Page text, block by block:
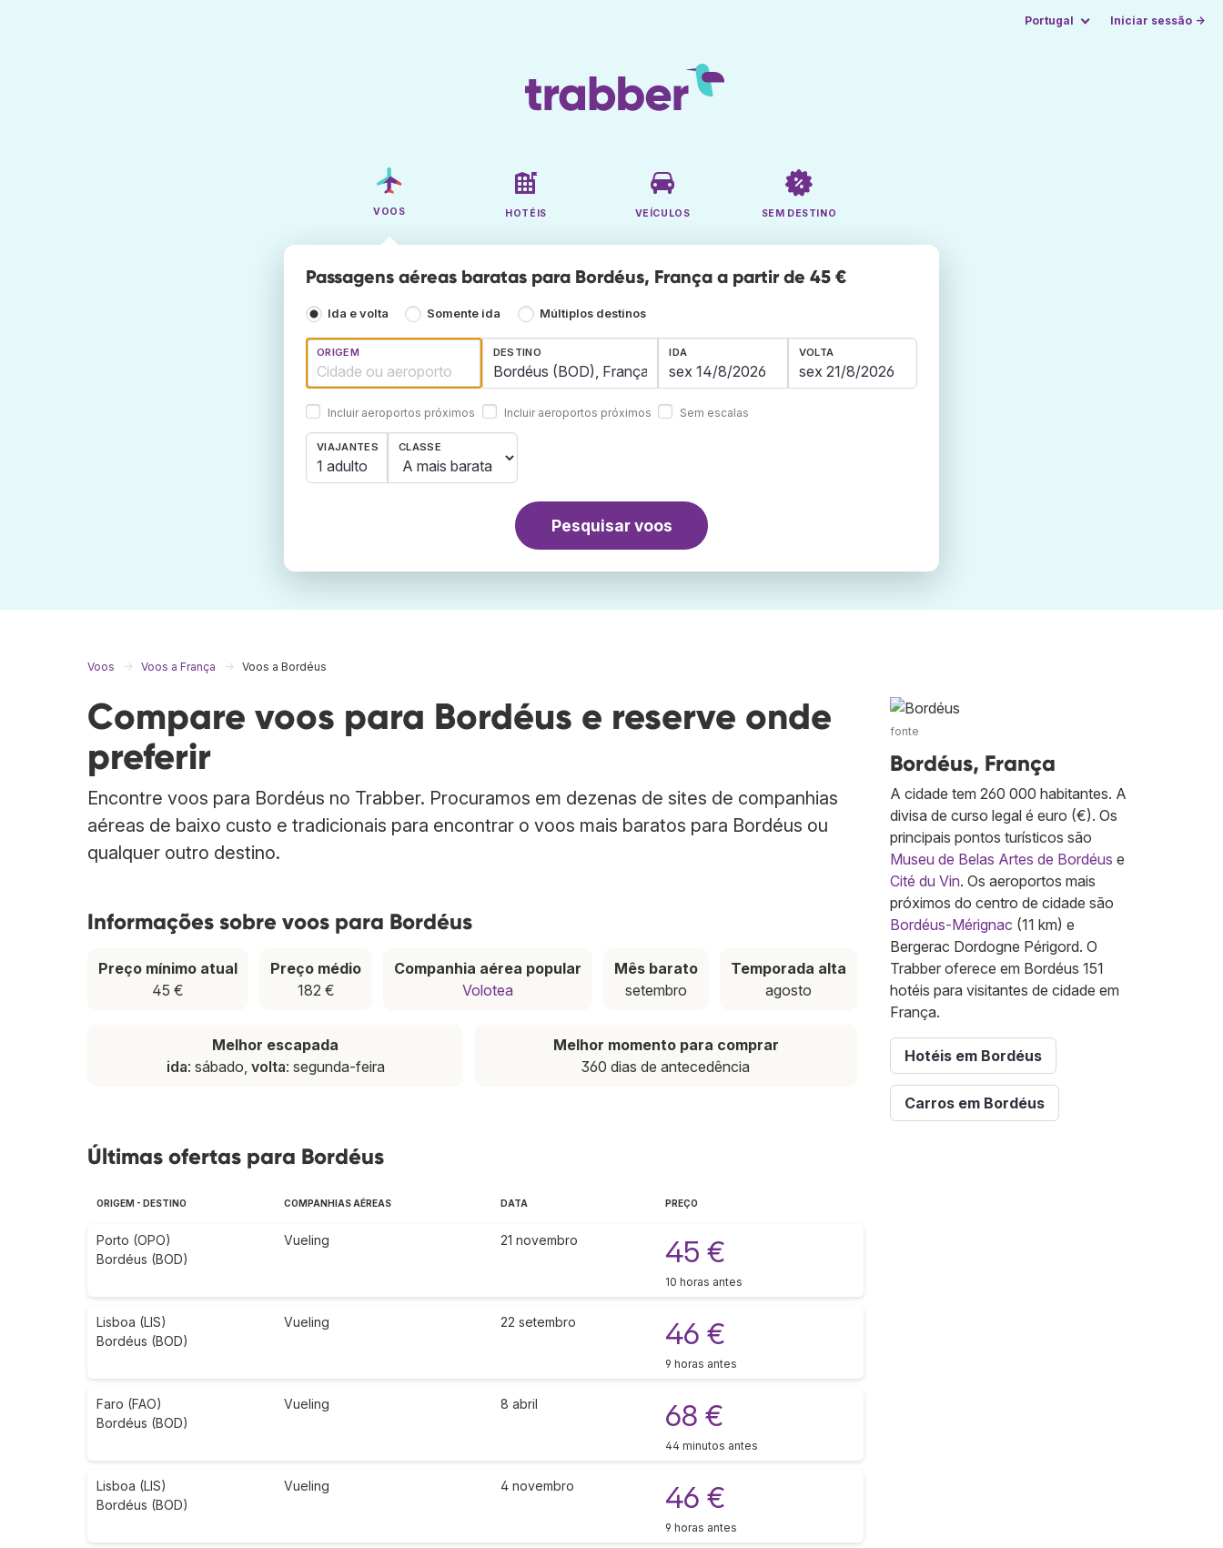
Portugal Iniciar sessão →
VOOS HOTÉIS VEÍCULOS SEM DESTINO
Passagens aéreas baratas para Bordéus, França a partir de 45 €
Ida e volta Somente ida Múltiplos destinos
ORIGEM
Incluir aeroportos próximos
DESTINO
Incluir aeroportos próximos
IDA VOLTA
Sem escalas
VIAJANTES
1 adulto
CLASSE
Pesquisar voos
Voos Voos a França Voos a Bordéus
Compare voos para Bordéus e reserve onde
preferir
Encontre voos para Bordéus no Trabber. Procuramos em dezenas de sites de companhias
aéreas de baixo custo e tradicionais para encontrar o voos mais baratos para Bordéus ou
qualquer outro destino.
Informações sobre voos para Bordéus
Preço mínimo atual
45 €
Preço médio
182 €
Companhia aérea popular
Volotea
Mês barato
setembro
Temporada alta
agosto
Melhor escapada
ida: sábado, volta: segunda-feira
Melhor momento para comprar
360 dias de antecedência
Últimas ofertas para Bordéus
ORIGEM - DESTINO COMPANHIAS AÉREAS DATA PREÇO
Porto (OPO)
Bordéus (BOD)
Vueling 21 novembro 45 €
10 horas antes
Lisboa (LIS)
Bordéus (BOD)
Vueling 22 setembro 46 €
9 horas antes
Faro (FAO)
Bordéus (BOD)
Vueling 8 abril 68 €
44 minutos antes
Lisboa (LIS)
Bordéus (BOD)
Vueling 4 novembro 46 €
9 horas antes
fonte
Bordéus, França
A cidade tem 260 000 habitantes. A
divisa de curso legal é euro (€). Os
principais pontos turísticos são
Museu de Belas Artes de Bordéus e
Cité du Vin. Os aeroportos mais
próximos do centro de cidade são
Bordéus-Mérignac (11 km) e
Bergerac Dordogne Périgord. O
Trabber oferece em Bordéus 151
hotéis para visitantes de cidade em
França.
Hotéis em Bordéus
Carros em Bordéus